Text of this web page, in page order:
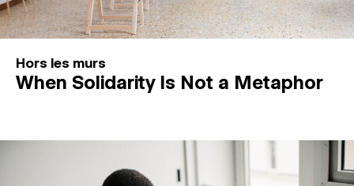
Hors les murs
When Solidarity Is Not a Metaphor